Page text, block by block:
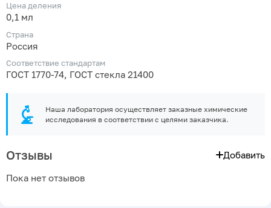
Цена деления
0,1 мл
Страна
Россия
Соответствие стандартам
ГОСТ 1770-74, ГОСТ стекла 21400
Наша лаборатория осуществляет заказные химические
исследования в соответствии с целями заказчика.
Отзывы Добавить
Пока нет отзывов